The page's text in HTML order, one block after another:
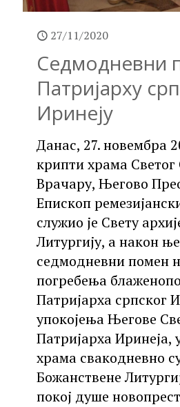
27/11/2020
Седмодневни
Патријарху
Иринеју
Данас, 27. новембра
крипти храма Светог
Врачару, Његово
Епископ
служио је Свету
Литургију, а након
седмодневни помен
погребења
Патријарха српског
упокојења Његове
Патријарха Иринеја,
храма свакодневно
Божанствене
покој душе